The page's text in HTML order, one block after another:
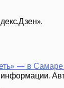
— в Самаре